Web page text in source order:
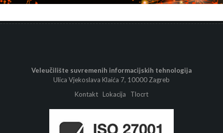
Veleučilište suvremenih informacijskih tehnologija
Ulica Vjekoslava Klaića 7, 10000 Zagreb
Kontakt Lokacija Tlocrt